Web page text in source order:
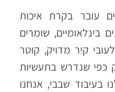
עובר בקרת איכות
בינלאומיים, שומרים
קיר מדויק, קוטר
כפי שנדרש בתעשיות
בעיבוד שבבי, אנחנו